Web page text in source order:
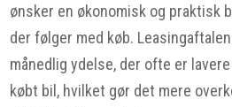
ønsker en økonomisk og praktisk
der følger med køb.
månedlig ydelse, der ofte er
købt bil, hvilket gør det mere